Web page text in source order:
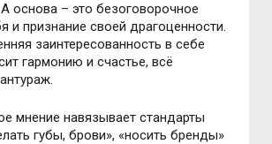
основа – это безоговорочное
и признание своей драгоценности.
заинтересованность в себе
гармонию и счастье, всё
мнение навязывает стандарты
губы, брови», «носить бренды»